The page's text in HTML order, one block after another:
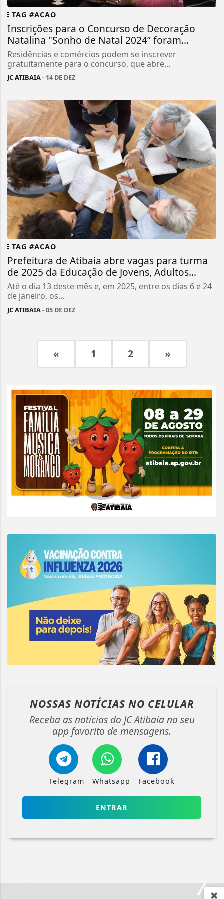
TAG #ACAO
Inscrições para o Concurso de Decoração
Natalina "Sonho de Natal 2024” foram...
Residências e comércios podem se inscrever
gratuitamente para o concurso, que abre...
JC ATIBAIA- 14 DE DEZ
TAG #ACAO
Prefeitura de Atibaia abre vagas para turma
de 2025 da Educação de Jovens, Adultos...
Até o dia 13 deste mês e, em 2025, entre os dias 6 e 24
de janeiro, os...
JC ATIBAIA- 05 DE DEZ
« 1 2 »
NOSSAS NOTÍCIAS NO CELULAR
Receba as notícias do JC Atibaia no seu
app favorito de mensagens.
Telegram Whatsapp Facebook
ENTRAR